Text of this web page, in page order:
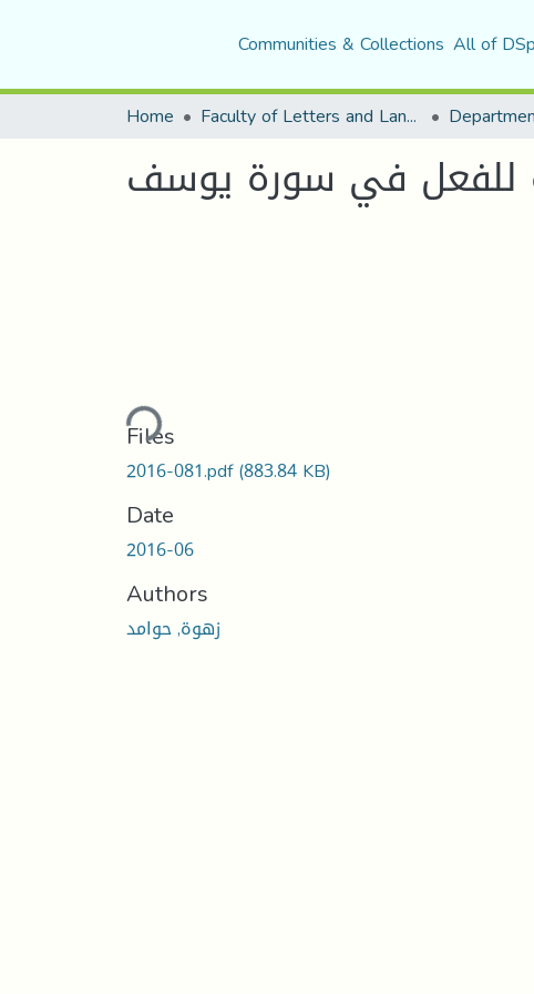
Communities & Collections All of
Home Faculty of Letters and Languages
للفعل في سورة يوسف
Loading...
Files
2016-081.pdf(883.84 KB)
Date
2016-06
Authors
زهوة, حوامد